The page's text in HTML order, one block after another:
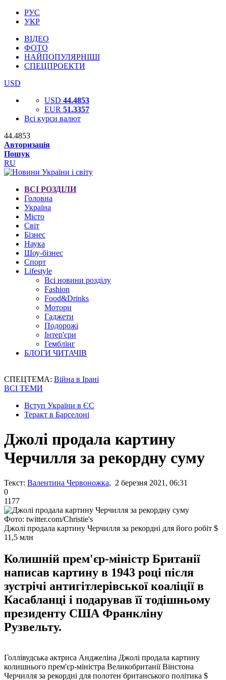
РУС
УКР
ВІДЕО
ФОТО
НАЙПОПУЛЯРНІШІ
СПЕЦПРОЕКТИ
USD
USD 44.4853
EUR 51.3357
Всі курси валют
44.4853
Авторизація
Пошук
RU
ВСІ РОЗДІЛИ
Головна
Україна
Місто
Світ
Бізнес
Наука
Шоу-бізнес
Спорт
Lifestyle
Всі новини розділу
Fashion
Food&Drinks
Мотори
Гаджети
Подорожі
Інтер'єри
Гемблінг
БЛОГИ ЧИТАЧІВ
СПЕЦТЕМА: Війна в Ірані
ВСІ ТЕМИ
Вступ України в ЄС
Теракт в Барселоні
Джолі продала картину
Черчилля за рекордну суму
Текст: Валентина Червоножка, 2 березня 2021, 06:31
0
1177
Фото: twitter.com/Christie's
Джолі продала картину Черчилля за рекордні для його робіт $
11,5 млн
Колишній прем'єр-міністр Британії
написав картину в 1943 році після
зустрічі антигітлерівської коаліції в
Касабланці і подарував її тодішньому
президенту США Франкліну
Рузвельту.
Голлівудська актриса Анджеліна Джолі продала картину
колишнього прем'єр-міністра Великобританії Вінстона
Черчилля за рекордні для полотен британського політика $